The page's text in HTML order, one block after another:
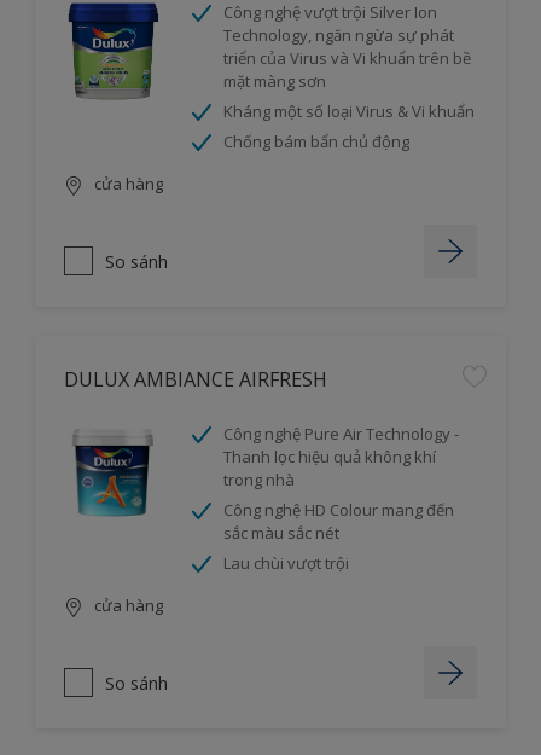
Công nghệ vượt trội Silver Ion
Technology, ngăn ngừa sự phát
triển của Virus và Vi khuẩn trên bề
mặt màng sơn
Kháng một số loại Virus & Vi khuẩn
Chống bám bẩn chủ động
cửa hàng
So sánh
DULUX AMBIANCE AIRFRESH
Công nghệ Pure Air Technology -
Thanh lọc hiệu quả không khí
trong nhà
Công nghệ HD Colour mang đến
sắc màu sắc nét
Lau chùi vượt trội
cửa hàng
So sánh